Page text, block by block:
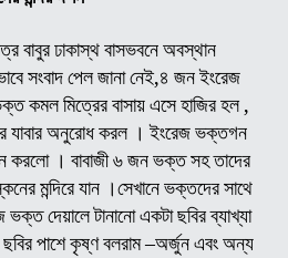
বাবুর ঢাকাস্থ বাসভবনে অবস্থান
সংবাদ পেল জানা নেই,৪ জন ইংরেজ
কমল মিত্রের বাসায় এসে হাজির হল ,
যাবার অনুরোধ করল । ইংরেজ ভক্তগন
করলো । বাবাজী ৬ জন ভক্ত সহ তাদের
মন্দিরে যান ।সেখানে ভক্তদের সাথে
ভক্ত দেয়ালে টানানো একটা ছবির ব্যাখ্যা
পাশে কৃষ্ণ বলরাম –অর্জুন এবং অন্য